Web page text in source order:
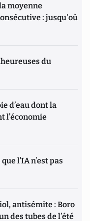
moyenne
: jusqu'où
du
d’eau dont la
l’économie
l’IA n’est pas
antisémite : Boro
des tubes de l’été